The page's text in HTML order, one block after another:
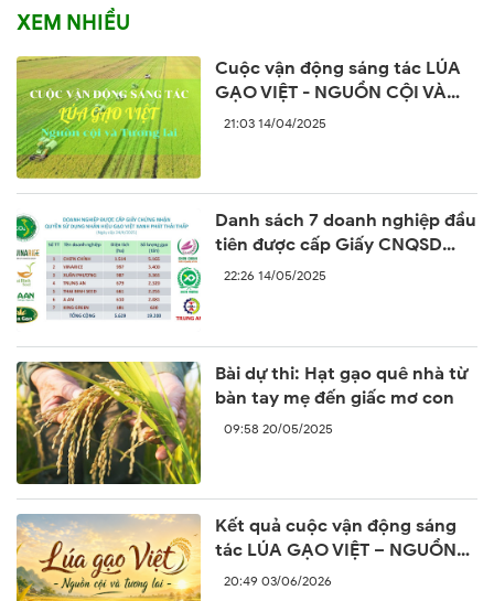
XEM NHIỀU
Cuộc vận động sáng tác LÚA
GẠO VIỆT - NGUỒN CỘI VÀ
TƯƠNG LAI
21:03 14/04/2025
Danh sách 7 doanh nghiệp đầu
tiên được cấp Giấy CNQSD
nhãn hiệu “Gạo Việt xanh phát
22:26 14/05/2025
Bài dự thi: Hạt gạo quê nhà từ
bàn tay mẹ đến giấc mơ con
09:58 20/05/2025
Kết quả cuộc vận động sáng
tác LÚA GẠO VIỆT – NGUỒN
CỘI VÀ TƯƠNG LAI
20:49 03/06/2026